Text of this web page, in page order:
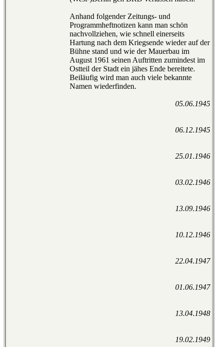
Anhand folgender Zeitungs- und
Programmheftnotizen kann man schön
nachvollziehen, wie schnell einerseits
Hartung nach dem Kriegsende wieder auf der
Bühne stand und wie der Mauerbau im
August 1961 seinen Auftritten zumindest im
Ostteil der Stadt ein jähes Ende bereitete.
Beiläufig wird man auch viele bekannte
Namen wiederfinden.
05.06.1945
06.12.1945
25.01.1946
03.02.1946
13.09.1946
10.12.1946
22.04.1947
01.06.1947
13.04.1948
19.02.1949